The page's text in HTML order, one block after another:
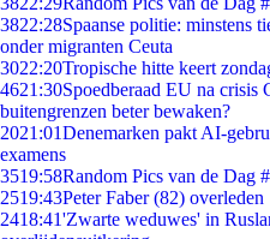
3822:28Spaanse politie: minstens
onder migranten Ceuta
3022:20Tropische hitte keert
4621:30Spoedberaad EU na crisis
buitengrenzen beter bewaken?
2021:01Denemarken pakt AI-
examens
3519:58Random Pics van de Dag
2519:43Peter Faber (82) overleden
2418:41'Zwarte weduwes' in